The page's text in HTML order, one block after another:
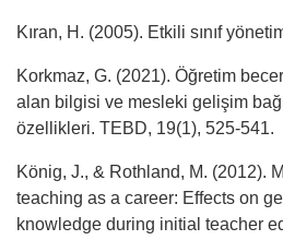
Kıran, H. (2005). Etkili sınıf
Korkmaz, G. (2021). Öğretim
alan bilgisi ve mesleki gelişim
özellikleri. TEBD, 19(1), 525-541.
König, J., & Rothland, M. (2012).
teaching as a career: Effects on
knowledge during initial teacher